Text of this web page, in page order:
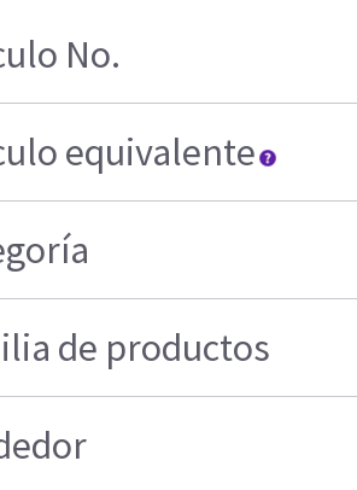
No.
equivalente
de productos